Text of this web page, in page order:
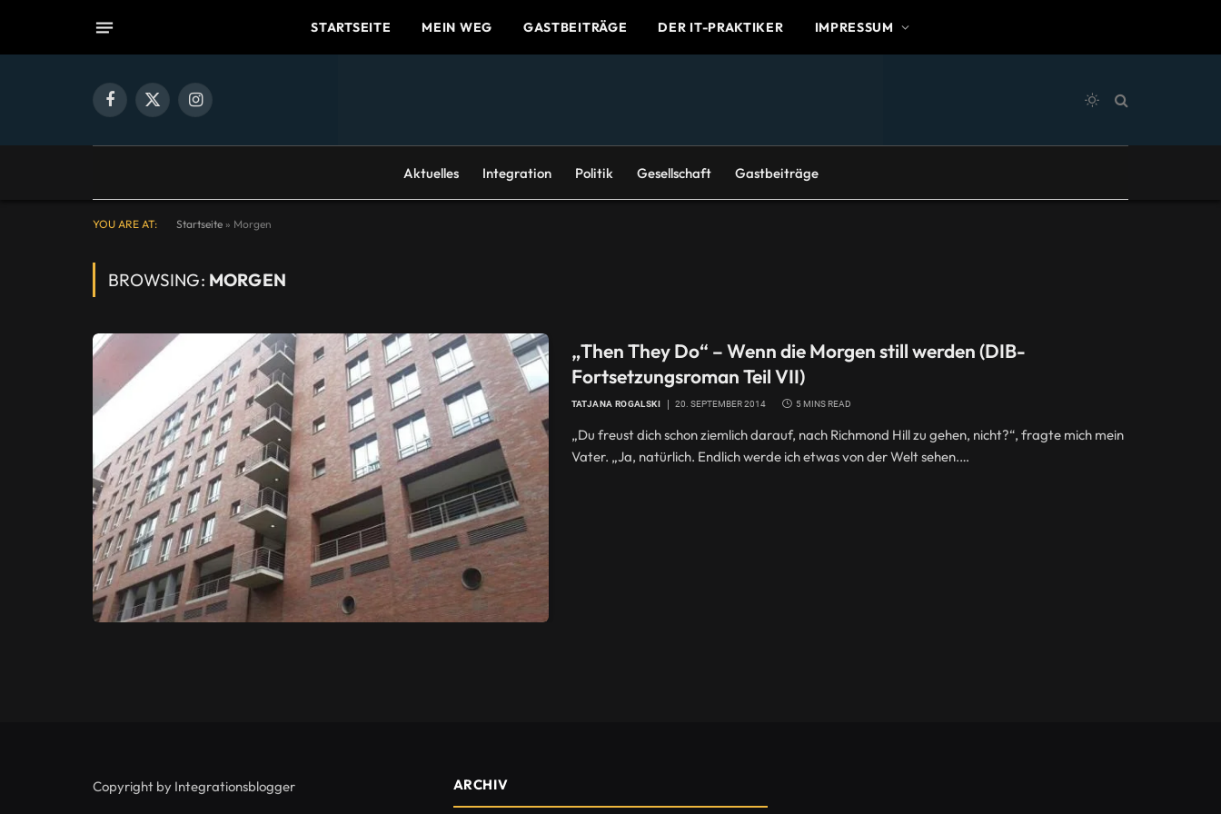
STARTSEITE MEIN WEG GASTBEITRÄGE DER IT-PRAKTIKER IMPRESSUM
Facebook
X
Instagram
Aktuelles Integration Politik Gesellschaft Gastbeiträge
YOU ARE AT: Startseite » Morgen
BROWSING: MORGEN
„Then They Do“ – Wenn die Morgen still werden (DIB-
Fortsetzungsroman Teil VII)
TATJANA ROGALSKI 20. SEPTEMBER 2014 5 MINS READ
„Du freust dich schon ziemlich darauf, nach Richmond Hill zu gehen, nicht?“, fragte mich mein
Vater. „Ja, natürlich. Endlich werde ich etwas von der Welt sehen.…
Copyright by Integrationsblogger ARCHIV